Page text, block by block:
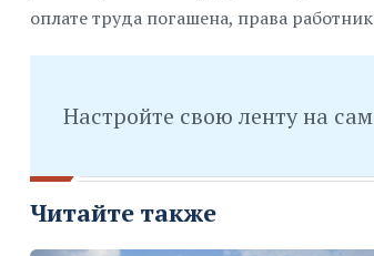
оплате труда погашена, права
Настройте свою ленту на
Читайте также